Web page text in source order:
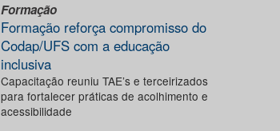
Formação
Formação reforça compromisso do
Codap/UFS com a educação
inclusiva
Capacitação reuniu TAE’s e terceirizados
para fortalecer práticas de acolhimento e
acessibilidade